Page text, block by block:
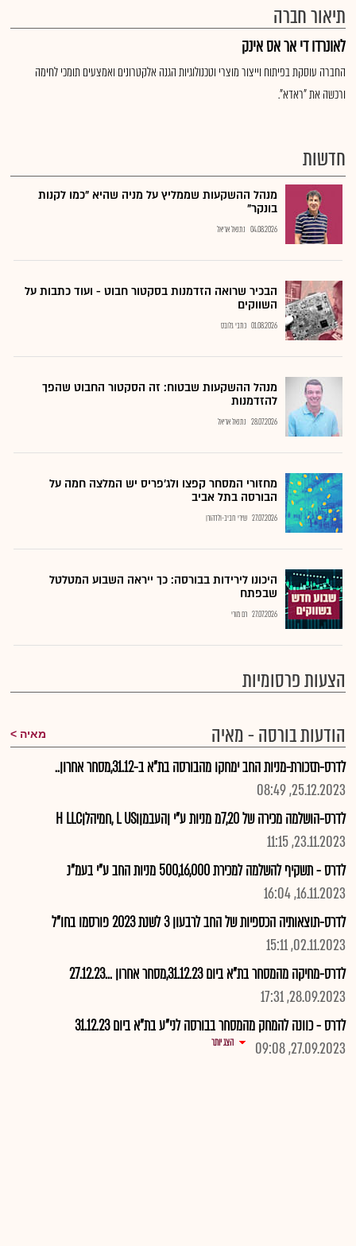
תיאור חברה
לאונרדו די אר אס אינק
החברה עוסקת בפיתוח וייצור מוצרי וטכנולוגיות הגנה אלקטרונים ואמצעים תומכי לחימה
ורכשה את "ראדא".
חדשות
מנהל ההשקעות שממליץ על מניה שהיא "כמו לקנות
בונקר"
04.08.2026 נתנאל אריאל
הבכיר שרואה הזדמנות בסקטור חבוט - ועוד כתבות על
השווקים
01.08.2026 כתבי גלובס
מנהל ההשקעות שבטוח: זה הסקטור החבוט שהפך
להזדמנות
28.07.2026 נתנאל אריאל
מחזורי המסחר קפצו ולג'פריס יש המלצה חמה על
הבורסה בתל אביב
27.07.2026 שירי חביב-ולדהורן
היכונו לירידות בבורסה: כך ייראה השבוע המטלטל
שבפתח
27.07.2026 רם מורי
הצעות פרסומיות
הודעות בורסה - מאיה
מאיה
לדרס-תזכורת-מניות החב ימחקו מהבורסה בת"א ב-31.12,מסחר אחרון..
25.12.2023, 08:49
לדרס-הושלמה מכירה של 7,20מ מניות ע"י ןהעבמןוL US ,חמיהלןH LLC
23.11.2023, 11:15
לדרס - תשקיף להשלמה למכירת 500,16,000 מניות החב ע"י בעמ"נ
16.11.2023, 16:04
לדרס-תוצאותיה הכספיות של החב לרבעון 3 לשנת 2023 פורסמו בחו"ל
02.11.2023, 15:11
לדרס-מחיקה מהמסחר בת"א ביום 31.12.23,מסחר אחרון ...27.12.23
28.09.2023, 17:31
לדרס - כוונה להמחק מהמסחר בבורסה לני"ע בת"א ביום 31.12.23
27.09.2023, 09:08
הצג יותר